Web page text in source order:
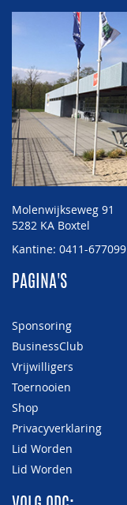
Molenwijkseweg 91
5282 KA Boxtel
Kantine: 0411-677099
PAGINA'S
Sponsoring
BusinessClub
Vrijwilligers
Toernooien
Shop
Privacyverklaring
Lid Worden
Lid Worden